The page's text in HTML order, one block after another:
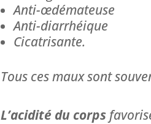
Anti-œdémateuse
Anti-diarrhéique
Cicatrisante.
Tous ces maux sont
L’acidité du corps